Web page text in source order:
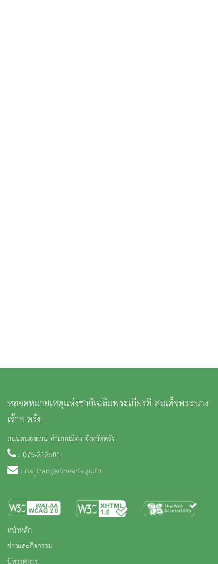
หอจดหมายเหตุแห่งชาติเฉลิมพระเกียรติ สมเด็จพระนาง
เจ้าฯ ตรัง
ถนนหนองยวน อำเภอเมือง จังหวัดตรัง
: 075-212504
: na_trang@finearts.go.th
หน้าหลัก
ข่าวและกิจกรรม